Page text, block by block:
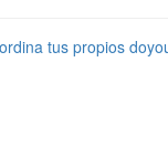
tus propios